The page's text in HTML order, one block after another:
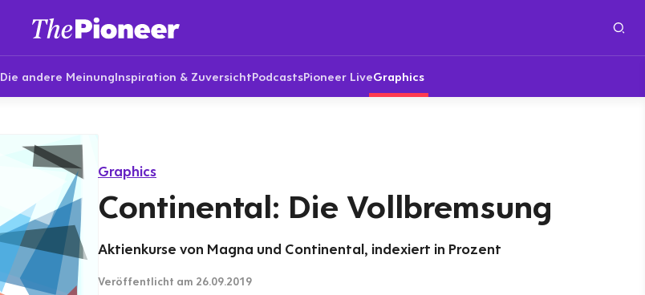
Die andere MeinungInspiration & ZuversichtPodcastsPioneer LiveGraphics
Graphics
Continental: Die Vollbremsung
Aktienkurse von Magna und Continental, indexiert in Prozent
Veröffentlicht am 26.09.2019